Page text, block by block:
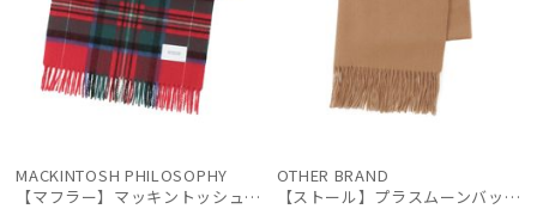
MACKINTOSH PHILOSOPHY
【マフラー】マッキントッシュ フィロソフィー (MACKINTOSH PHILOSOPHY) クラシカルチェック カシミヤ100％
OTHER BRAND
【ストール】プラスムーンバット (+moonbat) カシミヤ100％無地ストール 50*190